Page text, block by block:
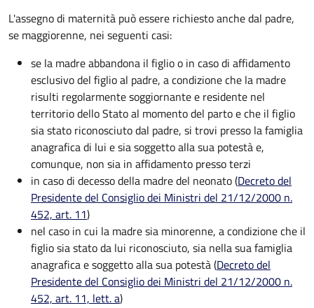
L'assegno di maternità può essere richiesto anche dal padre,
se maggiorenne, nei seguenti casi:
se la madre abbandona il figlio o in caso di affidamento
esclusivo del figlio al padre, a condizione che la madre
risulti regolarmente soggiornante e residente nel
territorio dello Stato al momento del parto e che il figlio
sia stato riconosciuto dal padre, si trovi presso la famiglia
anagrafica di lui e sia soggetto alla sua potestà e,
comunque, non sia in affidamento presso terzi
in caso di decesso della madre del neonato (Decreto del
Presidente del Consiglio dei Ministri del 21/12/2000 n.
452, art. 11)
nel caso in cui la madre sia minorenne, a condizione che il
figlio sia stato da lui riconosciuto, sia nella sua famiglia
anagrafica e soggetto alla sua potestà (Decreto del
Presidente del Consiglio dei Ministri del 21/12/2000 n.
452, art. 11, lett. a)